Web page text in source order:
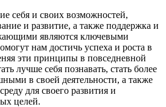
себя и своих возможностей,
и развитие, а также поддержка и
являются ключевыми
нам достичь успеха и роста в
эти принципы в повседневной
лучше себя познавать, стать более
в своей деятельности, а также
для своего развития и
целей.